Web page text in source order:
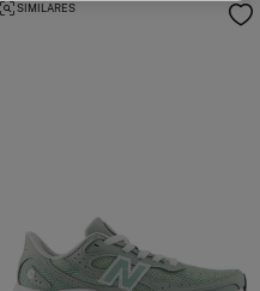
SIMILARES